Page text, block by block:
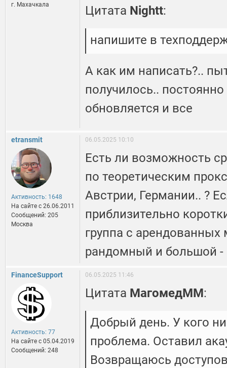
г. Махачкала
Цитата Nightt:
напишите в
А как им написать?..
получилось..
обновляется и все
etransmit
Активность: 1648
На сайте c 26.06.2011
Сообщений: 205
Москва
06.05.2025 10:10
Есть ли возможность
по теоретическим
Австрии, Германии.. ?
приблизительно
группа с
рандомный и большой -
FinanceSupport
Активность: 77
На сайте c 05.04.2019
Сообщений: 248
06.05.2025 11:46
Цитата МагомедММ:
Добрый день. У кого
проблема. Оставил
Возвращаюсь